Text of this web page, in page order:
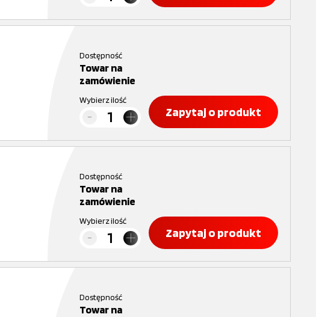
Dostępność
Towar na
zamówienie
Wybierz ilość
Zapytaj o produkt
Dostępność
Towar na
zamówienie
Wybierz ilość
Zapytaj o produkt
Dostępność
Towar na